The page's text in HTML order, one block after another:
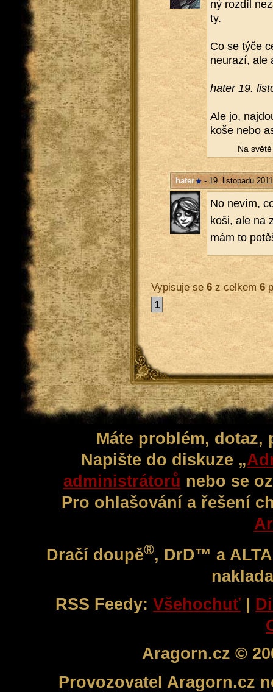
ný roz­díl
ty.
Co se týče
neu­ra­zí, ale
hater 19.
Ale jo,
koše nebo
Na
hater - 19. listopadu
No nevím,
koši, ale na
mám to
Vypisuje se6z celkem6
1
Máte problém,
Napište do diskuze „
administrátorů nebo se
Pro ohlašování a řešení
Dračí doupě®, DrD™ a
RSS Feedy: Všehochuť |
Aragorn.cz ©
Provozovatel Aragorn.cz